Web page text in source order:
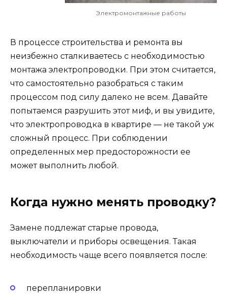
Электромонтажные работы
В процессе строительства и ремонта вы
неизбежно сталкиваетесь с необходимостью
монтажа электропроводки. При этом считается,
что самостоятельно разобраться с таким
процессом под силу далеко не всем. Давайте
попытаемся разрушить этот миф, и вы увидите,
что электропроводка в квартире — не такой уж
сложный процесс. При соблюдении
определенных мер предосторожности ее
может выполнить любой.
Когда нужно менять проводку?
Замене подлежат старые провода,
выключатели и приборы освещения. Такая
необходимость чаще всего появляется после:
перепланировки